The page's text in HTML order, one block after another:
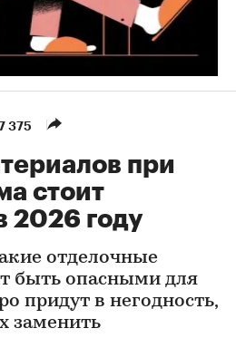
375
при
стоит
2026 году
отделочные
быть опасными для
придут в негодность,
заменить